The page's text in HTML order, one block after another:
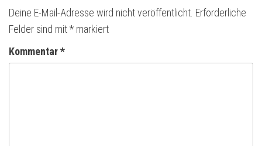
Deine E-Mail-Adresse wird nicht veröffentlicht. Erforderliche
Felder sind mit* markiert
Kommentar*